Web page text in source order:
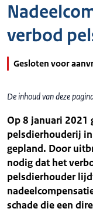
verbod
Gesloten voor
De inhoud van deze
Op 8 januari 2021
pelsdierhouderij
gepland. Door
nodig dat het
pelsdierhouder
schade die een